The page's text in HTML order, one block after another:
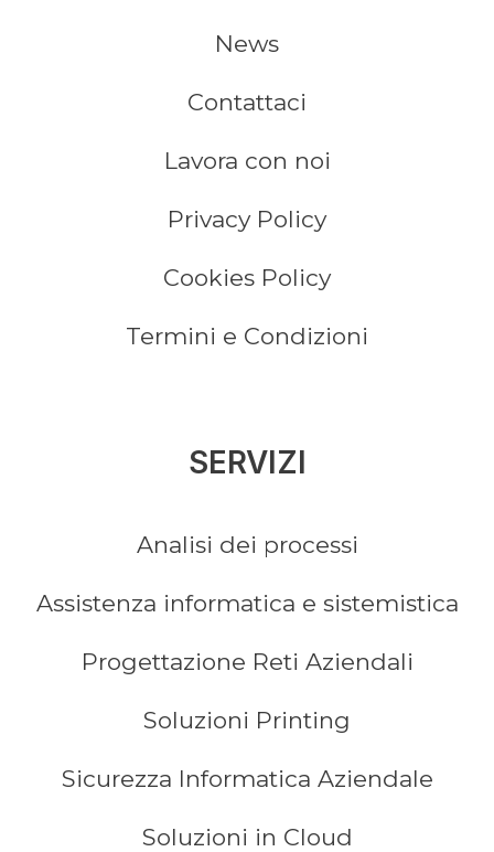
News
Contattaci
Lavora con noi
Privacy Policy
Cookies Policy
Termini e Condizioni
SERVIZI
Analisi dei processi
Assistenza informatica e sistemistica
Progettazione Reti Aziendali
Soluzioni Printing
Sicurezza Informatica Aziendale
Soluzioni in Cloud